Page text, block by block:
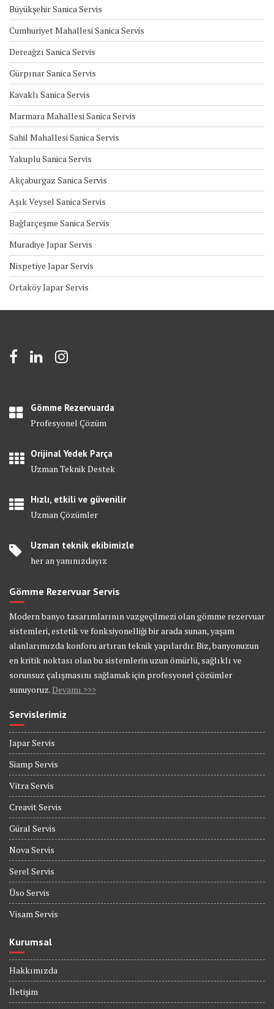
Büyükşehir Sanica Servis
Cumhuriyet Mahallesi Sanica Servis
Dereağzı Sanica Servis
Gürpınar Sanica Servis
Kavaklı Sanica Servis
Marmara Mahallesi Sanica Servis
Sahil Mahallesi Sanica Servis
Yakuplu Sanica Servis
Akçaburgaz Sanica Servis
Aşık Veysel Sanica Servis
Bağlarçeşme Sanica Servis
Muradiye Japar Servis
Nispetiye Japar Servis
Ortaköy Japar Servis
Gömme Rezervuarda
Profesyonel Çözüm
Orijinal Yedek Parça
Uzman Teknik Destek
Hızlı, etkili ve güvenilir
Uzman Çözümler
Uzman teknik ekibimizle
her an yanınızdayız
Gömme Rezervuar Servis
Modern banyo tasarımlarının vazgeçilmezi olan gömme rezervuar
sistemleri, estetik ve fonksiyonelliği bir arada sunan, yaşam
alanlarımızda konforu artıran teknik yapılardır. Biz, banyonuzun
en kritik noktası olan bu sistemlerin uzun ömürlü, sağlıklı ve
sorunsuz çalışmasını sağlamak için profesyonel çözümler
sunuyoruz.Devamı >>>
Servislerimiz
Japar Servis
Siamp Servis
Vitra Servis
Creavit Servis
Güral Servis
Nova Servis
Serel Servis
Üso Servis
Visam Servis
Kurumsal
Hakkımızda
İletişim